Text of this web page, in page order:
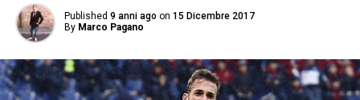
Published 9 anni ago on 15 Dicembre 2017
By Marco Pagano